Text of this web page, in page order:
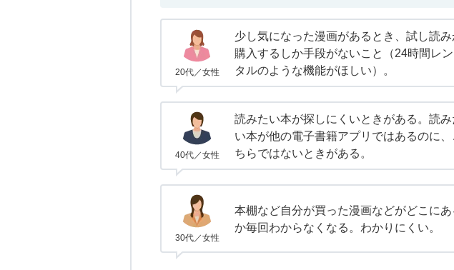
20代／女性
少し気になった漫画があるとき、試し読
購入するしか手段がないこと（24時間レン
タルのような機能がほしい）。
40代／女性
読みたい本が探しにくいときがある。読み
い本が他の電子書籍アプリではあるのに、
ちらではないときがある。
30代／女性
本棚など自分が買った漫画などがどこにあ
か毎回わからなくなる。わかりにくい。